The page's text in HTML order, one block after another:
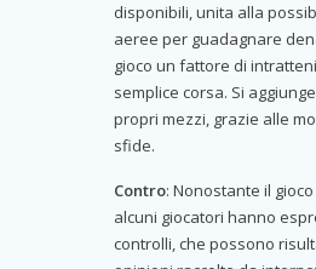
disponibili, unita alla
aeree per guadagnare
gioco un fattore di
semplice corsa. Si
propri mezzi, grazie alle
sfide.
Contro: Nonostante il
alcuni giocatori hanno
controlli, che possono